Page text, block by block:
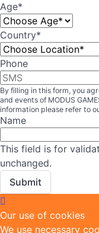
Age*
Country*
Phone
By filling in this form, you
and events of MODUS
information please refer to
Name
This field is for
unchanged.
Our use of cookies
We use necessary